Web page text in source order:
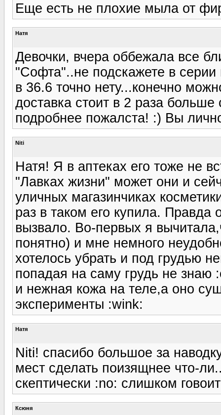
Еще есть не плохие мыла от
Натя
Девочки, вчера оббежала все
"Софта"..не подскажете в серии
в 36.6 точно нету...конечно
доставка стоит в 2 раза
подробнее пожалста! :) Вы
Niti
Натя! Я в аптеках его тоже не
"Лавках жизни" может они и
уличных магазинчиках
раз в таком его купила. Правда
вызвало. Во-первых я
понятно) и мне немного
хотелось убрать и под грудью
попадая на саму грудь не знаю
и нежная кожа на теле,а оно
эксперименты :wink:
Натя
Niti! спасибо большое за
мест сделать поизящнее что-
скептически :no: слишком
Ксюня